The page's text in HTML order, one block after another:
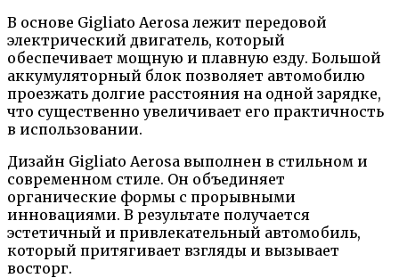
В основе Gigliato Aerosa лежит передовой
электрический двигатель, который
обеспечивает мощную и плавную езду. Большой
аккумуляторный блок позволяет автомобилю
проезжать долгие расстояния на одной зарядке,
что существенно увеличивает его практичность
в использовании.
Дизайн Gigliato Aerosa выполнен в стильном и
современном стиле. Он объединяет
органические формы с прорывными
инновациями. В результате получается
эстетичный и привлекательный автомобиль,
который притягивает взгляды и вызывает
восторг.